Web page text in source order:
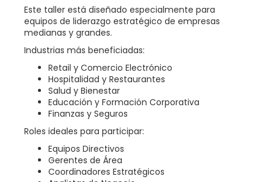
Este taller está diseñado especialmente para
equipos de liderazgo estratégico de empresas
medianas y grandes.
Industrias más beneficiadas:
Retail y Comercio Electrónico
Hospitalidad y Restaurantes
Salud y Bienestar
Educación y Formación Corporativa
Finanzas y Seguros
Roles ideales para participar:
Equipos Directivos
Gerentes de Área
Coordinadores Estratégicos